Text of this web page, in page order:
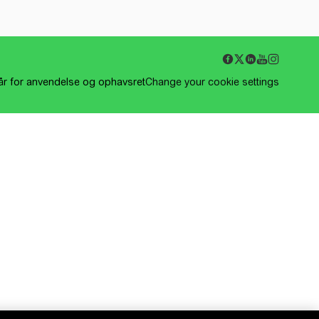
for anvendelse og ophavsretChange your cookie settings